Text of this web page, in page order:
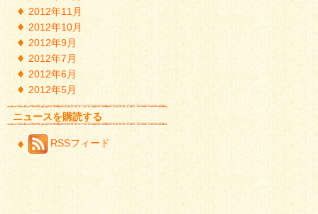
2012年11月
2012年10月
2012年9月
2012年7月
2012年6月
2012年5月
ニュースを購読する
RSSフィード